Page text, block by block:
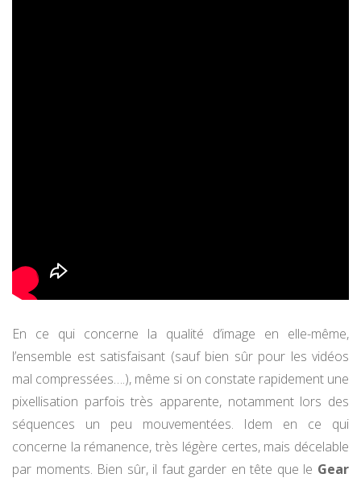
En ce qui concerne la qualité d’image en elle-même,
l’ensemble est satisfaisant (sauf bien sûr pour les vidéos
mal compressées….), même si on constate rapidement une
pixellisation parfois très apparente, notamment lors des
séquences un peu mouvementées. Idem en ce qui
concerne la rémanence, très légère certes, mais décelable
par moments. Bien sûr, il faut garder en tête que le Gear